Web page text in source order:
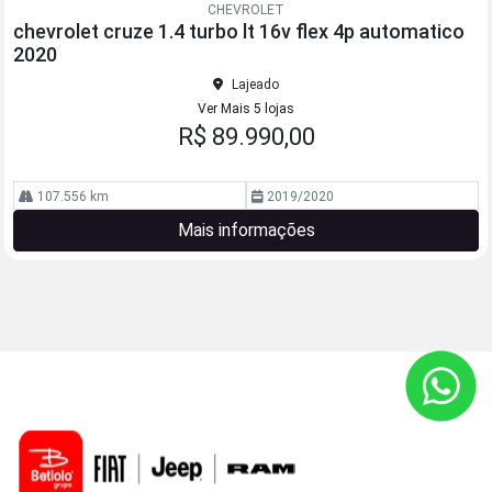
lhe
CHEVROLET
chevrolet cruze 1.4 turbo lt 16v flex 4p automatico
2020
Lajeado
Ver Mais 5 lojas
R$ 89.990,00
107.556 km 2019/2020
Mais informações